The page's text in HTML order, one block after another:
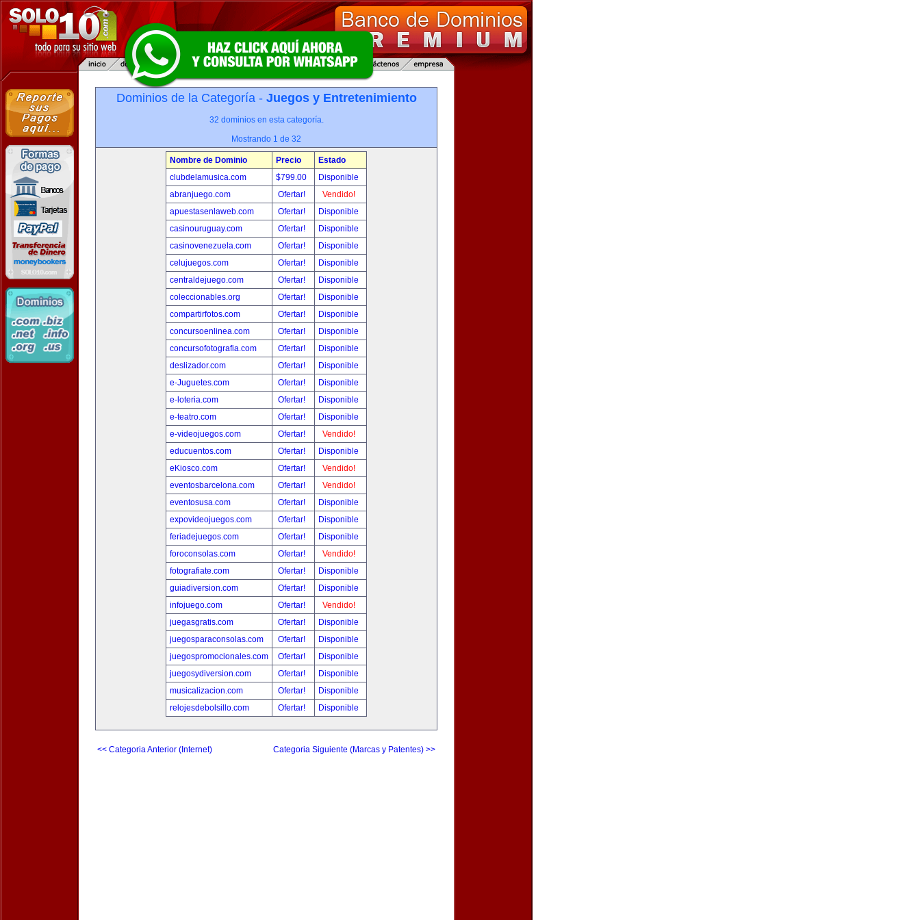
Dominios de la Categoría - Juegos y Entretenimiento
32 dominios en esta categoría.
Mostrando 1 de 32
Nombre de Dominio Precio
Estado
clubdelamusica.com
$799.00
Disponible
abranjuego.com
Ofertar!
Vendido!
apuestasenlaweb.com
Ofertar!
Disponible
casinouruguay.com
Ofertar!
Disponible
casinovenezuela.com
Ofertar!
Disponible
celujuegos.com
Ofertar!
Disponible
centraldejuego.com
Ofertar!
Disponible
coleccionables.org
Ofertar!
Disponible
compartirfotos.com
Ofertar!
Disponible
concursoenlinea.com
Ofertar!
Disponible
concursofotografia.com
Ofertar!
Disponible
deslizador.com
Ofertar!
Disponible
e-Juguetes.com
Ofertar!
Disponible
e-loteria.com
Ofertar!
Disponible
e-teatro.com
Ofertar!
Disponible
e-videojuegos.com
Ofertar!
Vendido!
educuentos.com
Ofertar!
Disponible
eKiosco.com
Ofertar!
Vendido!
eventosbarcelona.com
Ofertar!
Vendido!
eventosusa.com
Ofertar!
Disponible
expovideojuegos.com
Ofertar!
Disponible
feriadejuegos.com
Ofertar!
Disponible
foroconsolas.com
Ofertar!
Vendido!
fotografiate.com
Ofertar!
Disponible
guiadiversion.com
Ofertar!
Disponible
infojuego.com
Ofertar!
Vendido!
juegasgratis.com
Ofertar!
Disponible
juegosparaconsolas.com
Ofertar!
Disponible
juegospromocionales.com
Ofertar!
Disponible
juegosydiversion.com
Ofertar!
Disponible
musicalizacion.com
Ofertar!
Disponible
relojesdebolsillo.com
Ofertar! Disponible
<< Categoria Anterior (Internet) Categoria Siguiente (Marcas y Patentes) >>